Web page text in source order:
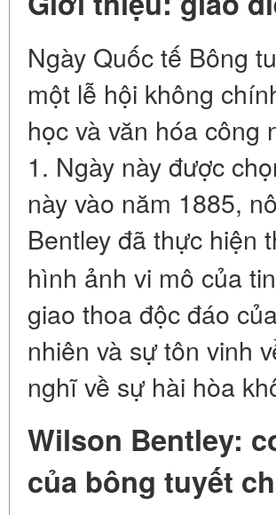
Ngày Quốc tế Bông
một lễ hội không
học và văn hóa công
1. Ngày này được
này vào năm 1885,
Bentley đã thực hiện
hình ảnh vi mô của
giao thoa độc đáo
nhiên và sự tôn vinh
nghĩ về sự hài hòa
Wilson Bentley:
của bông tuyết